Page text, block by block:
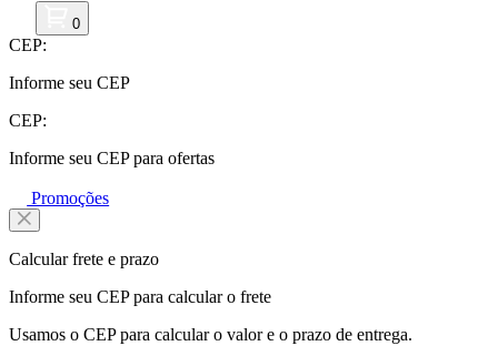
0
CEP:
Informe seu CEP
CEP:
Informe seu CEP para ofertas
Promoções
Calcular frete e prazo
Informe seu CEP para calcular o frete
Usamos o CEP para calcular o valor e o prazo de entrega.